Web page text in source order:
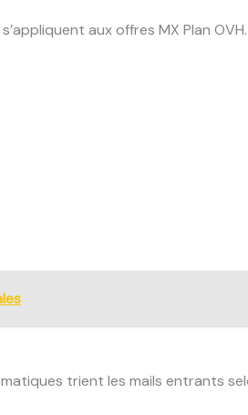
aux offres MX Plan OVH.
trient les mails entrants